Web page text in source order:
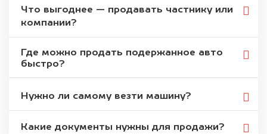
Что выгоднее — продавать частнику или
компании?
Где можно продать подержанное авто
быстро?
Нужно ли самому везти машину?
Какие документы нужны для продажи?